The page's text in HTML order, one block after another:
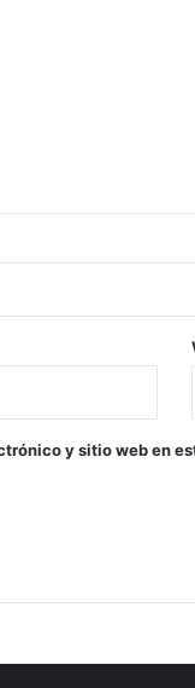
y sitio web en